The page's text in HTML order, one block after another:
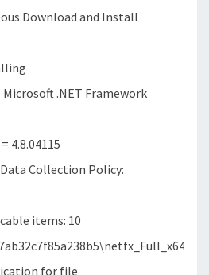
Download and Install
Microsoft .NET Framework
4.8.04115
Collection Policy:
items: 10
for file